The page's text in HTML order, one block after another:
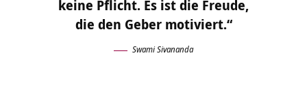
keine Pflicht. Es ist die Freude,
die den Geber motiviert.“
Swami Sivananda